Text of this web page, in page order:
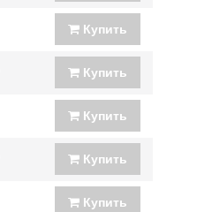
Купить
Купить
Купить
Купить
Купить